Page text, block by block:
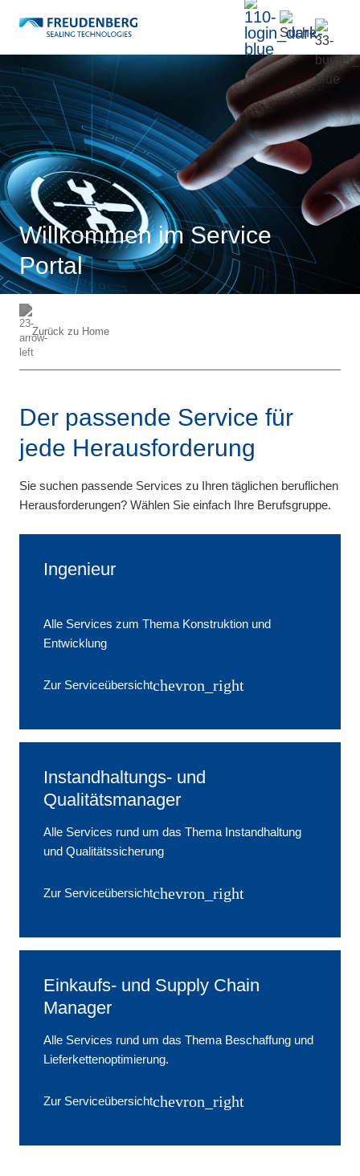
Willkommen im Service
Portal
Zurück zu Home
Der passende Service für
jede Herausforderung
Sie suchen passende Services zu Ihren täglichen beruflichen
Herausforderungen? Wählen Sie einfach Ihre Berufsgruppe.
Ingenieur
Alle Services zum Thema Konstruktion und
Entwicklung
Zur Serviceübersichtchevron_right
Instandhaltungs- und
Qualitätsmanager
Alle Services rund um das Thema Instandhaltung
und Qualitätssicherung
Zur Serviceübersichtchevron_right
Einkaufs- und Supply Chain
Manager
Alle Services rund um das Thema Beschaffung und
Lieferkettenoptimierung.
Zur Serviceübersichtchevron_right